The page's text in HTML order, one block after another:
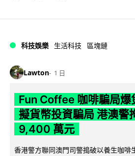
科技娛樂 生活科技 區塊鏈
Lawton 1 日
Fun Coffee 咖啡騙局爆
擬貨幣投資騙局 港澳警
9,400 萬元
香港警方聯同澳門司警搗破以養生咖啡